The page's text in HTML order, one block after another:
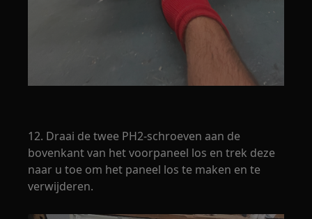
12. Draai de twee PH2-schroeven aan de
bovenkant van het voorpaneel los en trek deze
naar u toe om het paneel los te maken en te
verwijderen.